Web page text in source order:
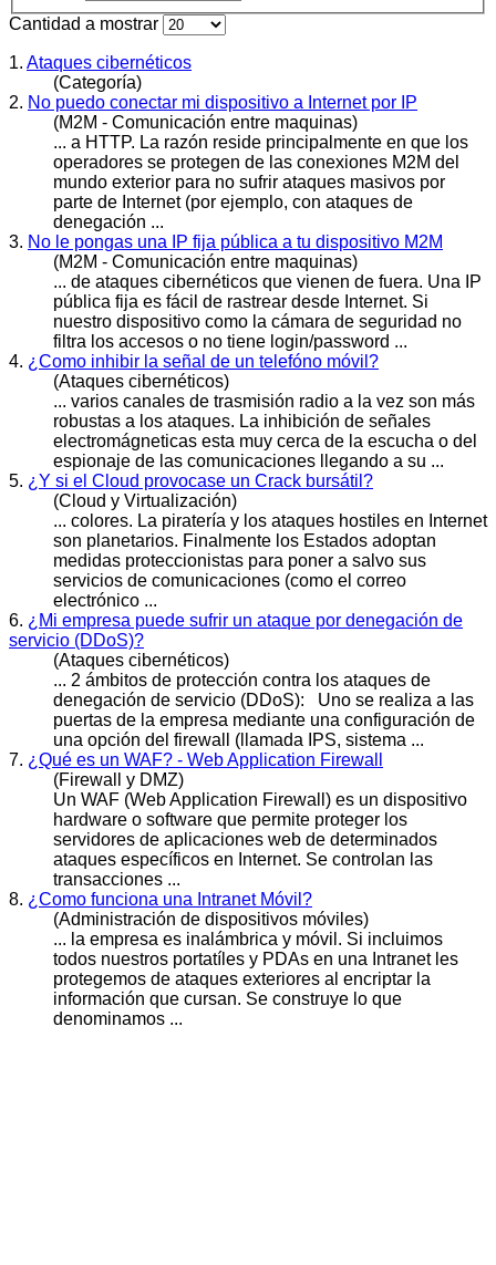
Cantidad a mostrar
1. Ataques cibernéticos
(Categoría)
2. No puedo conectar mi dispositivo a Internet por IP
(M2M - Comunicación entre maquinas)
... a HTTP. La razón reside principalmente en que los
operadores se protegen de las conexiones M2M del
mundo exterior para no sufrir ataques masivos por
parte de Internet (por ejemplo, con ataques de
denegación ...
3. No le pongas una IP fija pública a tu dispositivo M2M
(M2M - Comunicación entre maquinas)
... de ataques cibernéticos que vienen de fuera. Una IP
pública fija es fácil de rastrear desde Internet. Si
nuestro dispositivo como la cámara de seguridad no
filtra los accesos o no tiene login/password ...
4. ¿Como inhibir la señal de un telefóno móvil?
(Ataques cibernéticos)
... varios canales de trasmisión radio a la vez son más
robustas a los ataques. La inhibición de señales
electromágneticas esta muy cerca de la escucha o del
espionaje de las comunicaciones llegando a su ...
5. ¿Y si el Cloud provocase un Crack bursátil?
(Cloud y Virtualización)
... colores. La piratería y los ataques hostiles en Internet
son planetarios. Finalmente los Estados adoptan
medidas proteccionistas para poner a salvo sus
servicios de comunicaciones (como el correo
electrónico ...
6. ¿Mi empresa puede sufrir un ataque por denegación de
servicio (DDoS)?
(Ataques cibernéticos)
... 2 ámbitos de protección contra los ataques de
denegación de servicio (DDoS): Uno se realiza a las
puertas de la empresa mediante una configuración de
una opción del firewall (llamada IPS, sistema ...
7. ¿Qué es un WAF? - Web Application Firewall
(Firewall y DMZ)
Un WAF (Web Application Firewall) es un dispositivo
hardware o software que permite proteger los
servidores de aplicaciones web de determinados
ataques específicos en Internet. Se controlan las
transacciones ...
8. ¿Como funciona una Intranet Móvil?
(Administración de dispositivos móviles)
... la empresa es inalámbrica y móvil. Si incluimos
todos nuestros portatíles y PDAs en una Intranet les
protegemos de ataques exteriores al encriptar la
información que cursan. Se construye lo que
denominamos ...